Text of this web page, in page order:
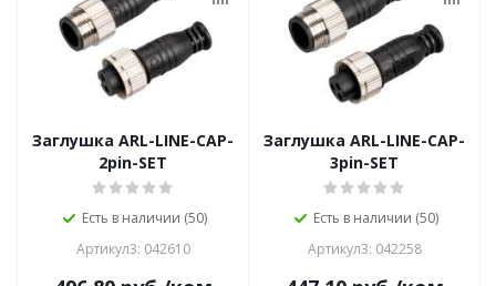
Заглушка ARL-LINE-CAP-
2pin-SET
Есть в наличии (50)
Артикул3: 042610
Заглушка ARL-LINE-CAP-
3pin-SET
Есть в наличии (50)
Артикул3: 042258